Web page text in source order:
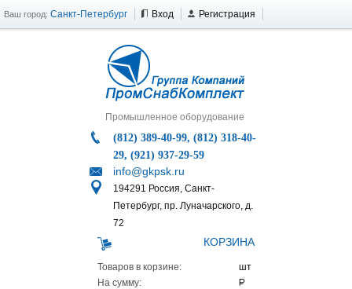
Ваш город: Санкт-Петербург Вход Регистрация
Промышленное оборудование
(812) 389-40-99, (812) 318-40-
29, (921) 937-29-59
info@gkpsk.ru
194291 Россия, Санкт-
Петербург, пр. Луначарского, д.
72
КОРЗИНА
Товаров в корзине:
На сумму: